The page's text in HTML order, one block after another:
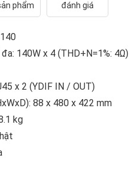
phẩm
đánh giá
140W x 4 (THD+N=1%: 4Ω)
x 2 (YDIF IN / OUT)
88 x 480 x 422 mm
kg